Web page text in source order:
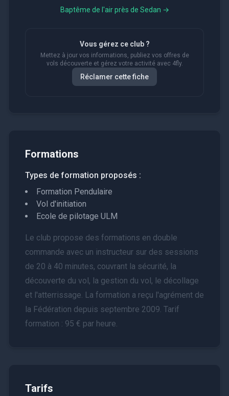
Baptême de l'air près de Sedan →
Vous gérez ce club ?
Mettez à jour vos informations, publiez vos offres de
vols découverte et gérez votre activité avec 4fly.
Réclamer cette fiche
Formations
Types de formation proposés :
Formation Pendulaire
Vol d'initiation
Ecole de pilotage ULM
Le club propose des formations en double
commande avec un instructeur sur des sessions
de 20 à 40 minutes, couvrant la sécurité, la
découverte du vol, la gestion du vol, le décollage
et l'atterrissage. La formation a reçu l'agrément de
la Fédération depuis septembre 2009. Tarif
formation : 95 € par heure.
Tarifs